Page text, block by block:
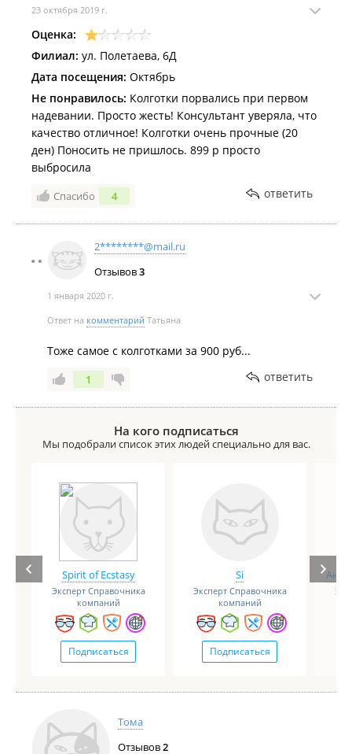
23 октября 2019 г.
Оценка:
Филиал: ул. Полетаева, 6Д
Дата посещения: Октябрь
Не понравилось: Колготки порвались при первом
надевании. Просто жесть! Консультант уверяла, что
качество отличное! Колготки очень прочные (20
ден) Поносить не пришлось. 899 р просто
выбросила
Спасибо 4 ответить
2********@mail.ru
Отзывов3
1 января 2020 г.
Ответ на комментарий Татьяна
Тоже самое с колготками за 900 руб...
1 ответить
На кого подписаться
Мы подобрали список этих людей специально для вас.
Spirit of Ecstasy
Эксперт Справочника
компаний
Подписаться
Si
Эксперт Справочника
компаний
Подписаться
Тома
Отзывов2